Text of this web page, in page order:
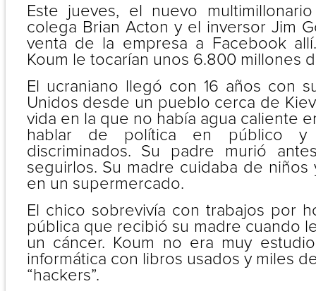
Este jueves, el nuevo
colega Brian Acton y el inversor Jim
venta de la empresa a Facebook
Koum le tocarían unos 6.800 millones
El ucraniano llegó con 16 años con
Unidos desde un pueblo cerca de
vida en la que no había agua caliente
hablar de política en público
discriminados. Su padre murió
seguirlos. Su madre cuidaba de niños
en un supermercado.
El chico sobrevivía con trabajos por
pública que recibió su madre cuando
un cáncer. Koum no era muy
informática con libros usados y miles
“hackers”.